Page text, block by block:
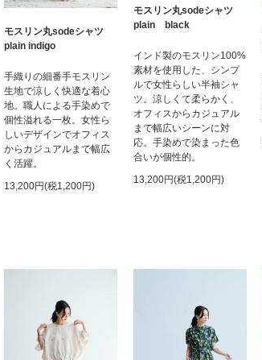
モスリン丸sodeシャツ
plain indigo
手織りの細番手モスリン
生地で涼しく快適な着心
地。職人による手染めで
個性溢れる一枚。女性ら
しいデザインでオフィス
からカジュアルまで幅広
く活躍。
13,200円(税1,200円)
モスリン丸sodeシャツ
plain black
インド製のモスリン100%
素材を使用した、シンプ
ルで女性らしい半袖シャ
ツ。涼しくて柔らかく、
オフィスからカジュアル
まで幅広いシーンに対
応。手染めで染まった色
合いが個性的。
13,200円(税1,200円)